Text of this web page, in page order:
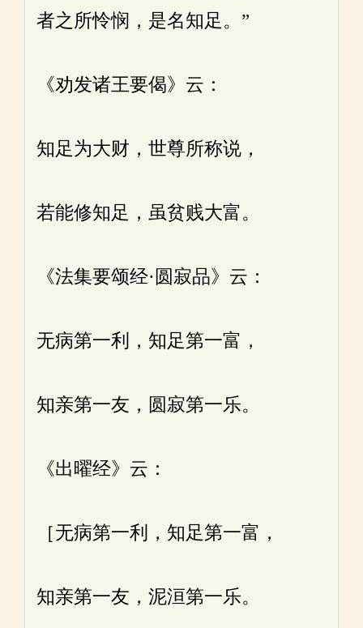
者之所怜悯，是名知足。”
《劝发诸王要偈》云：
知足为大财，世尊所称说，
若能修知足，虽贫贱大富。
《法集要颂经·圆寂品》云：
无病第一利，知足第一富，
知亲第一友，圆寂第一乐。
《出曜经》云：
［无病第一利，知足第一富，
知亲第一友，泥洹第一乐。